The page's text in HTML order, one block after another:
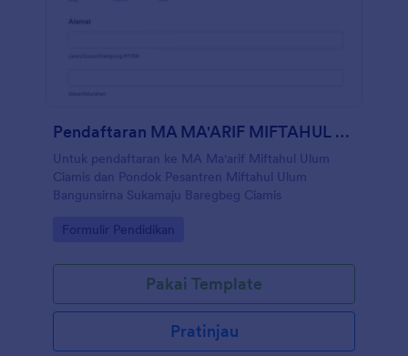
Pendaftaran MA MA'ARIF MIFTAHUL ULUM CIAMIS
Untuk pendaftaran ke MA Ma'arif Miftahul Ulum
Ciamis dan Pondok Pesantren Miftahul Ulum
Bangunsirna Sukamaju Baregbeg Ciamis
Go to Category:
Formulir Pendidikan
Pakai Template
Pratinjau